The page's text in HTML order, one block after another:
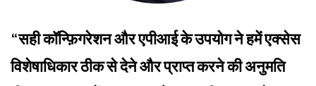
“सही कॉन्फ़िगरेशन और एपीआई के उपयोग ने हमें एक्सेस
विशेषाधिकार ठीक से देने और प्राप्त करने की अनुमति